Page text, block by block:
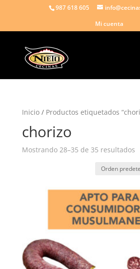
987 618 605
Mi cuenta
Inicio/ Productos etiquetados
chorizo
Mostrando 28–35 de 35 resultados